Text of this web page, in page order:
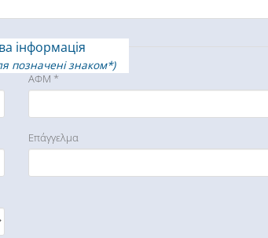
інформація
позначені знаком*)
ΑΦΜ *
Επάγγελμα